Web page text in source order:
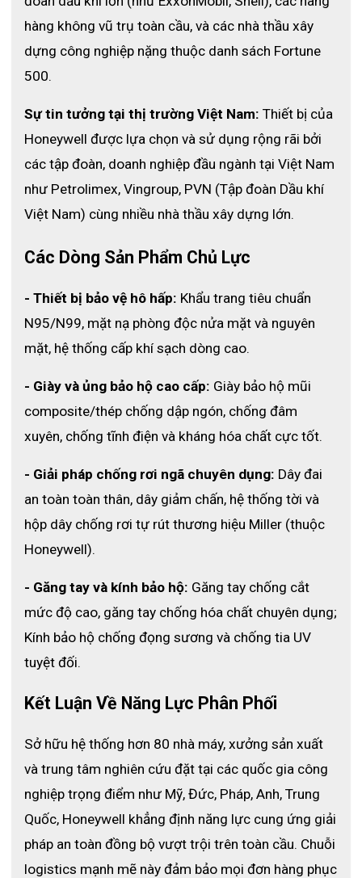
Găng Tay Vệ Sinh Bảo Vệ Hóa Chất PC-NE14 của
thương hiệu Honeywell được ứng dụng trong ngành
công nghiệp hóa chất, y tế, bảo trì bảo dưỡng máy
hàng không vũ trụ toàn cầu, và các nhà thầu xây
dựng công nghiệp nặng thuộc danh sách Fortune
500.
Sự tin tưởng tại thị trường Việt Nam: Thiết bị của
Honeywell được lựa chọn và sử dụng rộng rãi bởi
các tập đoàn, doanh nghiệp đầu ngành tại Việt Nam
như Petrolimex, Vingroup, PVN (Tập đoàn Dầu khí
Việt Nam) cùng nhiều nhà thầu xây dựng lớn.
Các Dòng Sản Phẩm Chủ Lực
- Thiết bị bảo vệ hô hấp: Khẩu trang tiêu chuẩn
N95/N99, mặt nạ phòng độc nửa mặt và nguyên
mặt, hệ thống cấp khí sạch dòng cao.
- Giày và ủng bảo hộ cao cấp: Giày bảo hộ mũi
composite/thép chống dập ngón, chống đâm
xuyên, chống tĩnh điện và kháng hóa chất cực tốt.
- Giải pháp chống rơi ngã chuyên dụng: Dây đai
an toàn toàn thân, dây giảm chấn, hệ thống tời và
hộp dây chống rơi tự rút thương hiệu Miller (thuộc
Honeywell).
- Găng tay và kính bảo hộ: Găng tay chống cắt
mức độ cao, găng tay chống hóa chất chuyên dụng;
Kính bảo hộ chống đọng sương và chống tia UV
tuyệt đối.
Kết Luận Về Năng Lực Phân Phối
Sở hữu hệ thống hơn 80 nhà máy, xưởng sản xuất
và trung tâm nghiên cứu đặt tại các quốc gia công
nghiệp trọng điểm như Mỹ, Đức, Pháp, Anh, Trung
Quốc, Honeywell khẳng định năng lực cung ứng giải
pháp an toàn đồng bộ vượt trội trên toàn cầu. Chuỗi
logistics mạnh mẽ này đảm bảo mọi đơn hàng phục